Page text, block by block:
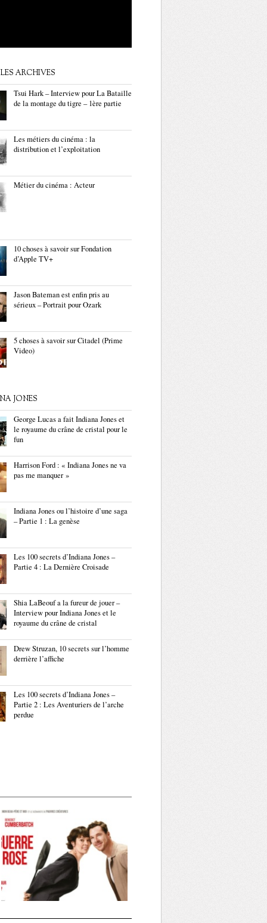
ARCHIVES
Tsui Hark – Interview pour La Bataille
de la montage du tigre – 1ère partie
Les métiers du cinéma : la
distribution et l’exploitation
Métier du cinéma : Acteur
10 choses à savoir sur Fondation
d’Apple TV+
Jason Bateman est enfin pris au
sérieux – Portrait pour Ozark
5 choses à savoir sur Citadel (Prime
Video)
JONES
George Lucas a fait Indiana Jones et
le royaume du crâne de cristal pour le
fun
Harrison Ford : « Indiana Jones ne va
pas me manquer »
Indiana Jones ou l’histoire d’une saga
– Partie 1 : La genèse
Les 100 secrets d’Indiana Jones –
Partie 4 : La Dernière Croisade
Shia LaBeouf a la fureur de jouer –
Interview pour Indiana Jones et le
royaume du crâne de cristal
Drew Struzan, 10 secrets sur l’homme
derrière l’affiche
Les 100 secrets d’Indiana Jones –
Partie 2 : Les Aventuriers de l’arche
perdue